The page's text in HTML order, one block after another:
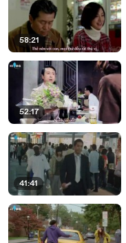
58:21
52:17
41:41